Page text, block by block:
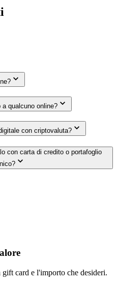
qualcuno online?
con criptovaluta?
con carta di credito o portafoglio
card e l'importo che desideri.